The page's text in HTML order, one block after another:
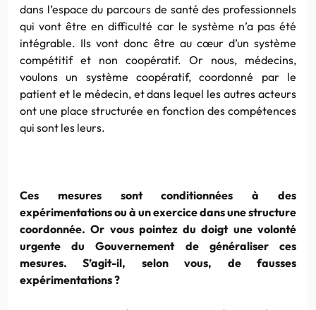
dans l’espace du parcours de santé des professionnels
qui vont être en difficulté car le système n’a pas été
intégrable. Ils vont donc être au cœur d’un système
compétitif et non coopératif. Or nous, médecins,
voulons un système coopératif, coordonné par le
patient et le médecin, et dans lequel les autres acteurs
ont une place structurée en fonction des compétences
qui sont les leurs.
Ces mesures sont conditionnées à des
expérimentations ou à un exercice dans une structure
coordonnée. Or vous pointez du doigt une volonté
urgente du Gouvernement de généraliser ces
mesures. S’agit-il, selon vous, de fausses
expérimentations ?